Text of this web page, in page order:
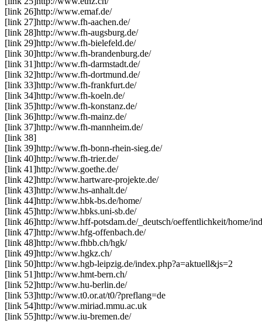
[link 26]http://www.emaf.de/
[link 27]http://www.fh-aachen.de/
[link 28]http://www.fh-augsburg.de/
[link 29]http://www.fh-bielefeld.de/
[link 30]http://www.fh-brandenburg.de/
[link 31]http://www.fh-darmstadt.de/
[link 32]http://www.fh-dortmund.de/
[link 33]http://www.fh-frankfurt.de/
[link 34]http://www.fh-koeln.de/
[link 35]http://www.fh-konstanz.de/
[link 36]http://www.fh-mainz.de/
[link 37]http://www.fh-mannheim.de/
[link 38]
[link 39]http://www.fh-bonn-rhein-sieg.de/
[link 40]http://www.fh-trier.de/
[link 41]http://www.goethe.de/
[link 42]http://www.hartware-projekte.de/
[link 43]http://www.hs-anhalt.de/
[link 44]http://www.hbk-bs.de/home/
[link 45]http://www.hbks.uni-sb.de/
[link 46]http://www.hff-potsdam.de/_deutsch/oeffentlichkeit/home/
[link 47]http://www.hfg-offenbach.de/
[link 48]http://www.fhbb.ch/hgk/
[link 49]http://www.hgkz.ch/
[link 50]http://www.hgb-leipzig.de/index.php?a=aktuell&js=2
[link 51]http://www.hmt-bern.ch/
[link 52]http://www.hu-berlin.de/
[link 53]http://www.t0.or.at/t0/?preflang=de
[link 54]http://www.miriad.mmu.ac.uk
[link 55]http://www.iu-bremen.de/